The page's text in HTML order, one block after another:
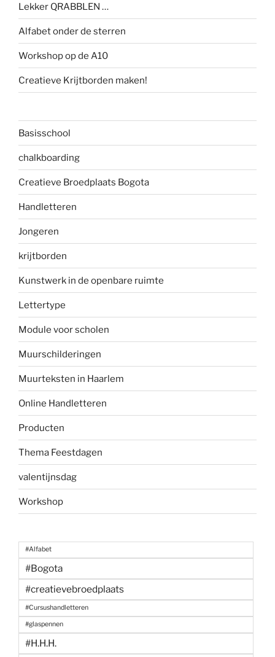
Lekker QRABBLEN …
Alfabet onder de sterren
Workshop op de A10
Creatieve Krijtborden maken!
Basisschool
chalkboarding
Creatieve Broedplaats Bogota
Handletteren
Jongeren
krijtborden
Kunstwerk in de openbare ruimte
Lettertype
Module voor scholen
Muurschilderingen
Muurteksten in Haarlem
Online Handletteren
Producten
Thema Feestdagen
valentijnsdag
Workshop
#Alfabet
#Bogota
#creatievebroedplaats
#Cursushandletteren
#glaspennen
#H.H.H.